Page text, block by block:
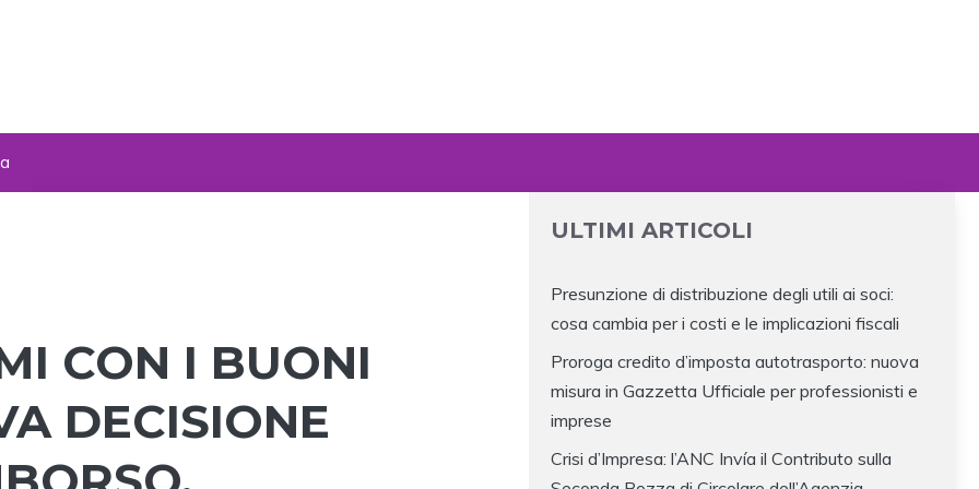
CON I BUONI
DECISIONE
ULTIMI ARTICOLI
Presunzione di distribuzione degli utili ai soci:
cosa cambia per i costi e le implicazioni fiscali
Proroga credito d’imposta autotrasporto: nuova
misura in Gazzetta Ufficiale per professionisti e
imprese
Crisi d’Impresa: l’ANC Invía il Contributo sulla